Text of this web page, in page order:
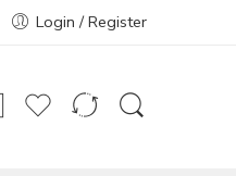
Login / Register